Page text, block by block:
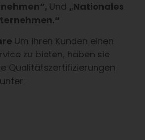
Und „Nationales
Um ihren Kunden einen
zu bieten, haben sie
Qualitätszertifizierungen